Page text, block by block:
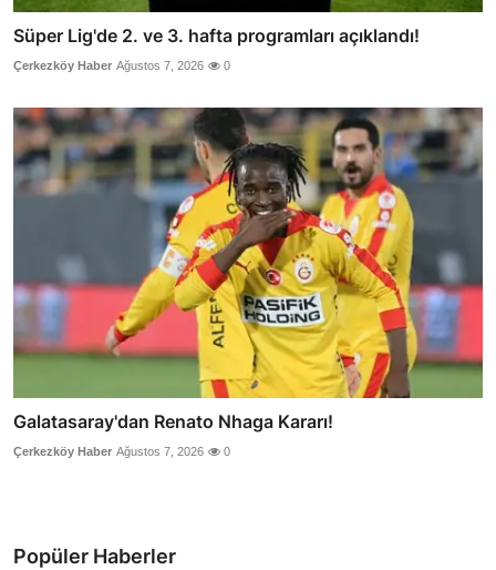
Süper Lig'de 2. ve 3. hafta programları açıklandı!
Çerkezköy Haber Ağustos 7, 2026 0
Galatasaray'dan Renato Nhaga Kararı!
Çerkezköy Haber Ağustos 7, 2026 0
Popüler Haberler